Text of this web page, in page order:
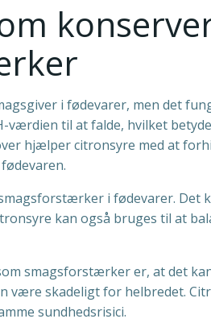
i fødevarer, men det
værdien til at falde, hvilket
hjælper citronsyre med at
i fødevarer. Det
kan også bruges til at
smagsforstærker er, at det
være skadeligt for helbredet.
sundhedsrisici.